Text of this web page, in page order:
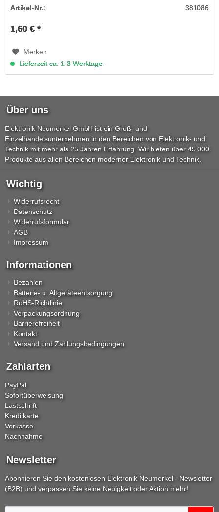
Artikel-Nr.: 381086
1,60 € *
Merken
Lieferzeit ca. 1-3 Werktage
Über uns
Elektronik Neumerkel GmbH ist ein Groß- und
Einzelhandelsunternehmen in den Bereichen von Elektronik- und
Technik mit mehr als 25 Jahren Erfahrung. Wir bieten über 45.000
Produkte aus allen Bereichen moderner Elektronik und Technik.
Wichtig
Widerrufsrecht
Datenschutz
Widerrufsformular
AGB
Impressum
Informationen
Bezahlen
Batterie- u. Altgeräteentsorgung
RoHS-Richtlinie
Verpackungsordnung
Barrierefreiheit
Kontakt
Versand und Zahlungsbedingungen
Zahlarten
PayPal
Sofortüberweisung
Lastschrift
Kreditkarte
Vorkasse
Nachnahme
Newsletter
Abonnieren Sie den kostenlosen Elektronik Neumerkel - Newsletter
(B2B) und verpassen Sie keine Neuigkeit oder Aktion mehr!